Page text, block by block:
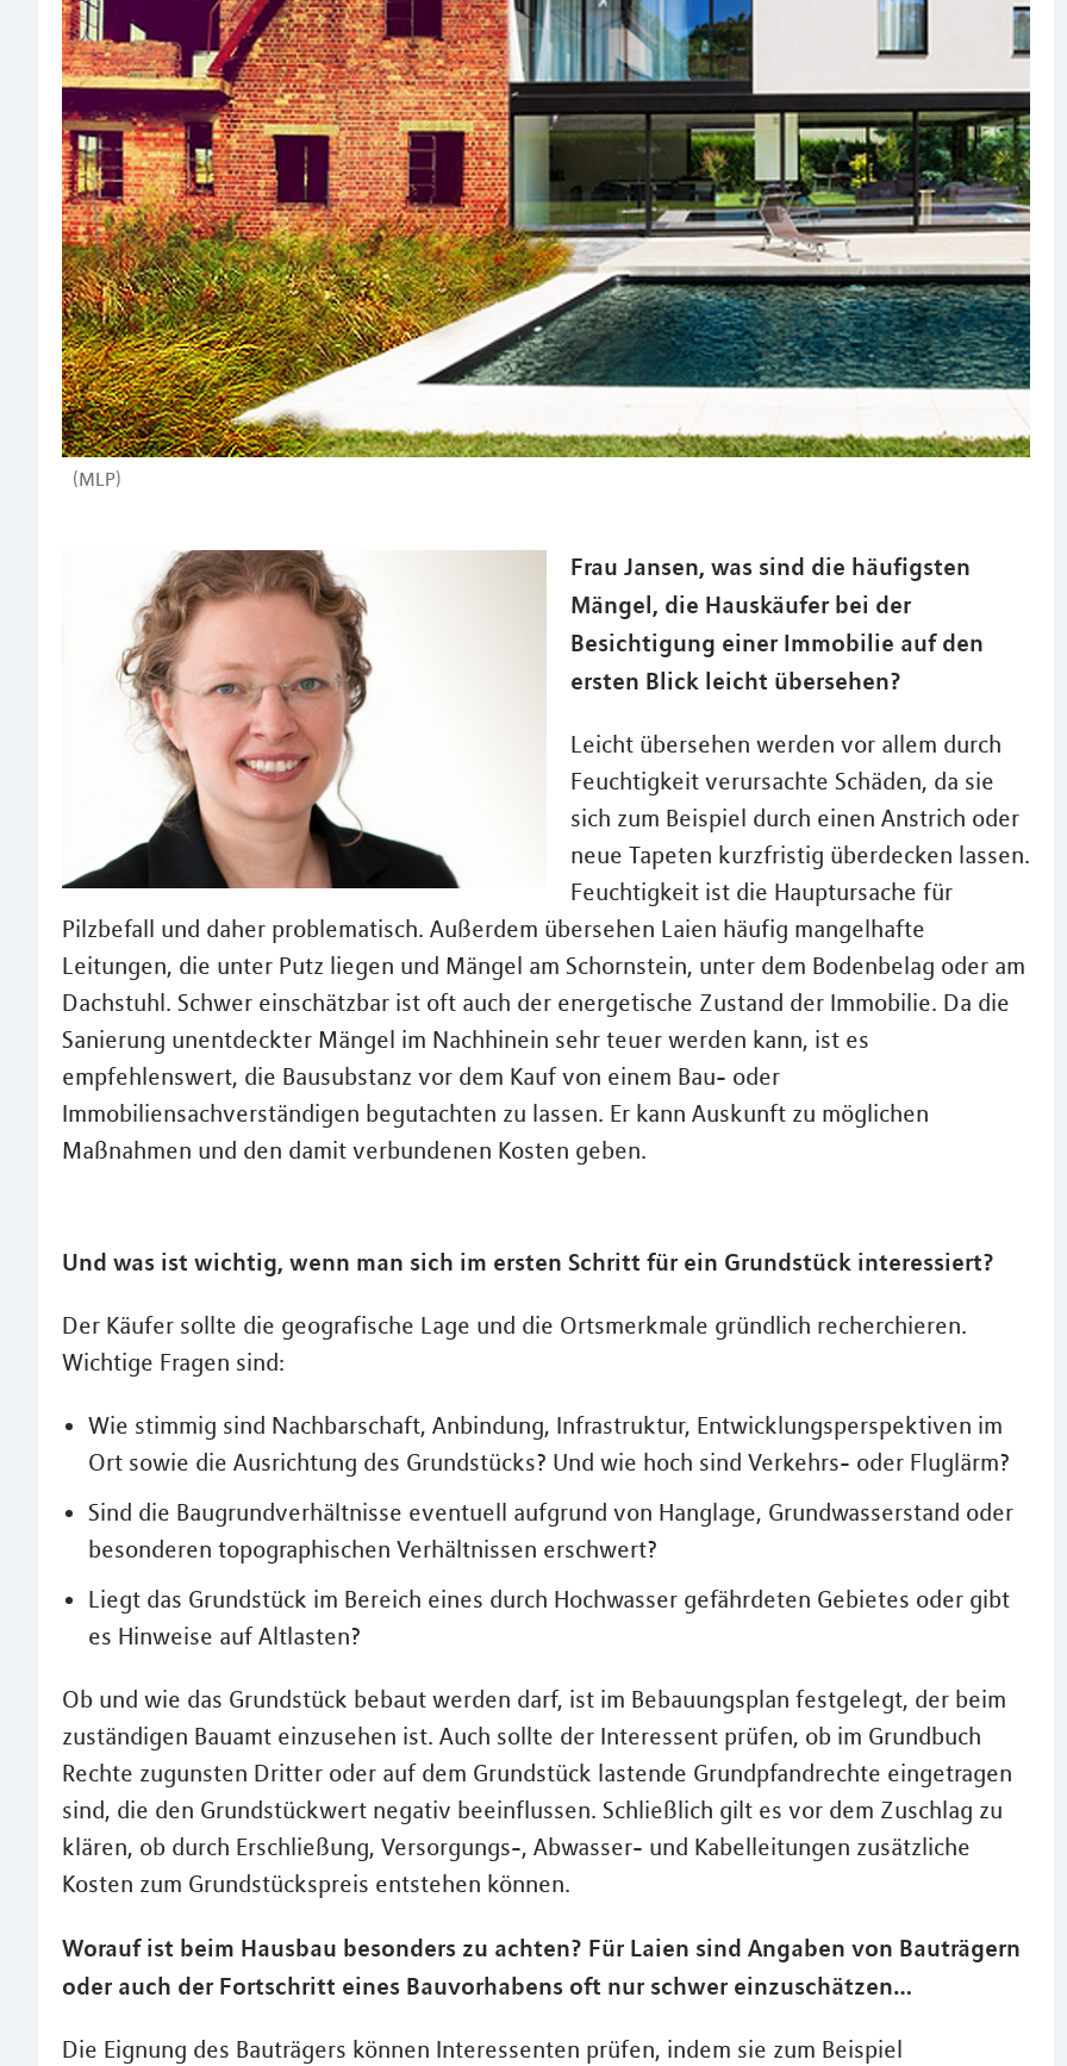
(MLP)
Frau Jansen, was sind die häufigsten
Mängel, die Hauskäufer bei der
Besichtigung einer Immobilie auf den
ersten Blick leicht übersehen?
Leicht übersehen werden vor allem durch
Feuchtigkeit verursachte Schäden, da sie
sich zum Beispiel durch einen Anstrich oder
neue Tapeten kurzfristig überdecken lassen.
Feuchtigkeit ist die Hauptursache für
Pilzbefall und daher problematisch. Außerdem übersehen Laien häufig mangelhafte
Leitungen, die unter Putz liegen und Mängel am Schornstein, unter dem Bodenbelag oder am
Dachstuhl. Schwer einschätzbar ist oft auch der energetische Zustand der Immobilie. Da die
Sanierung unentdeckter Mängel im Nachhinein sehr teuer werden kann, ist es
empfehlenswert, die Bausubstanz vor dem Kauf von einem Bau- oder
Immobiliensachverständigen begutachten zu lassen. Er kann Auskunft zu möglichen
Maßnahmen und den damit verbundenen Kosten geben.
Und was ist wichtig, wenn man sich im ersten Schritt für ein Grundstück interessiert?
Der Käufer sollte die geografische Lage und die Ortsmerkmale gründlich recherchieren.
Wichtige Fragen sind:
Wie stimmig sind Nachbarschaft, Anbindung, Infrastruktur, Entwicklungsperspektiven im
Ort sowie die Ausrichtung des Grundstücks? Und wie hoch sind Verkehrs- oder Fluglärm?
Sind die Baugrundverhältnisse eventuell aufgrund von Hanglage, Grundwasserstand oder
besonderen topographischen Verhältnissen erschwert?
Liegt das Grundstück im Bereich eines durch Hochwasser gefährdeten Gebietes oder gibt
es Hinweise auf Altlasten?
Ob und wie das Grundstück bebaut werden darf, ist im Bebauungsplan festgelegt, der beim
zuständigen Bauamt einzusehen ist. Auch sollte der Interessent prüfen, ob im Grundbuch
Rechte zugunsten Dritter oder auf dem Grundstück lastende Grundpfandrechte eingetragen
sind, die den Grundstückwert negativ beeinflussen. Schließlich gilt es vor dem Zuschlag zu
klären, ob durch Erschließung, Versorgungs-, Abwasser- und Kabelleitungen zusätzliche
Kosten zum Grundstückspreis entstehen können.
Worauf ist beim Hausbau besonders zu achten? Für Laien sind Angaben von Bauträgern
oder auch der Fortschritt eines Bauvorhabens oft nur schwer einzuschätzen…
Die Eignung des Bauträgers können Interessenten prüfen, indem sie zum Beispiel